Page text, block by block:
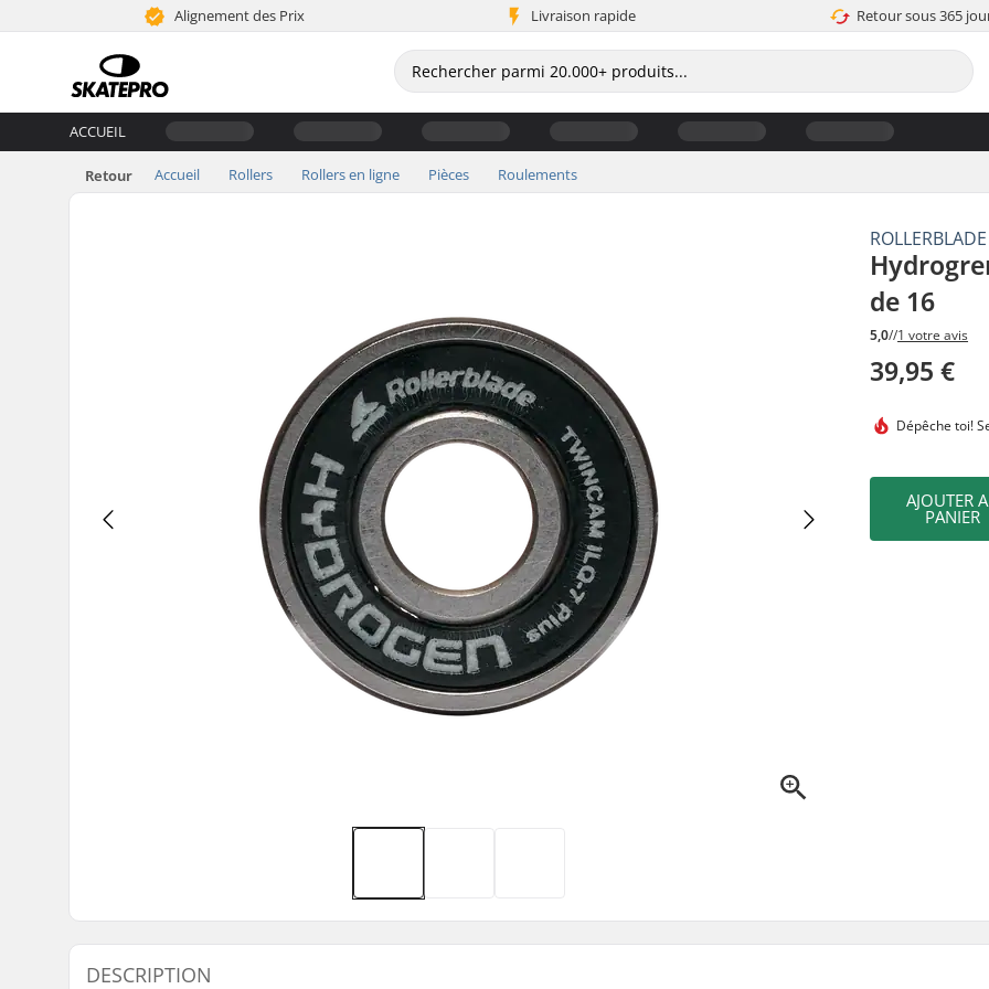
Alignement des Prix Livraison rapide Retour sous 365
ACCUEIL
Retour Accueil Rollers Rollers en ligne Pièces Roulements
ROLLERBLADE
de 16
5,0//1 votre avis
39,95 €
Dépêche toi!
AJOUTER
PANIER
DESCRIPTION